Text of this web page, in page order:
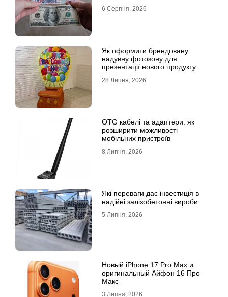
6 Серпня, 2026
Як оформити брендовану
надувну фотозону для
презентації нового продукту
28 Липня, 2026
OTG кабелі та адаптери: як
розширити можливості
мобільних пристроїв
8 Липня, 2026
Які переваги дає інвестиція в
надійні залізобетонні вироби
5 Липня, 2026
Новый iPhone 17 Pro Max и
оригинальный Айфон 16 Про
Макс
3 Липня, 2026